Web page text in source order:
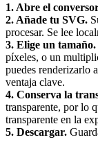
1. Abre el
2. Añade tu SVG.
procesar. Se lee
3. Elige un tamaño.
píxeles, o un
puedes renderizarlo
ventaja clave.
4. Conserva la
transparente, por lo
transparente en la
5. Descargar.